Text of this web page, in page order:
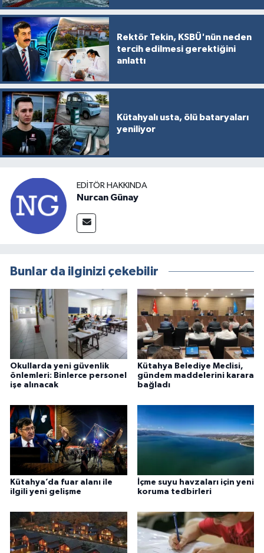
Rektör Tekin, KSBÜ'nün neden
tercih edilmesi gerektiğini
anlattı
Kütahyalı usta, ölü bataryaları
yeniliyor
EDITÖR HAKKINDA
Nurcan Günay
Bunlar da ilginizi çekebilir
Okullarda yeni güvenlik
önlemleri: Binlerce personel
işe alınacak
Kütahya Belediye Meclisi,
gündem maddelerini karara
bağladı
Kütahya’da fuar alanı ile
ilgili yeni gelişme
İçme suyu havzaları için yeni
koruma tedbirleri